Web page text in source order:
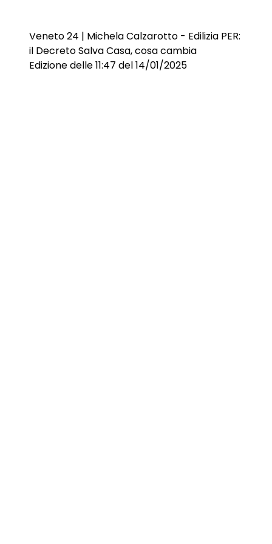
Veneto 24 | Michela Calzarotto - Edilizia PER:
il Decreto Salva Casa, cosa cambia
Edizione delle 11:47 del 14/01/2025